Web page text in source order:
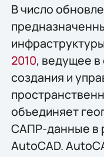
В число
2010, ведущее
создания и
объединяет
САПР-данные в
AutoCAD.